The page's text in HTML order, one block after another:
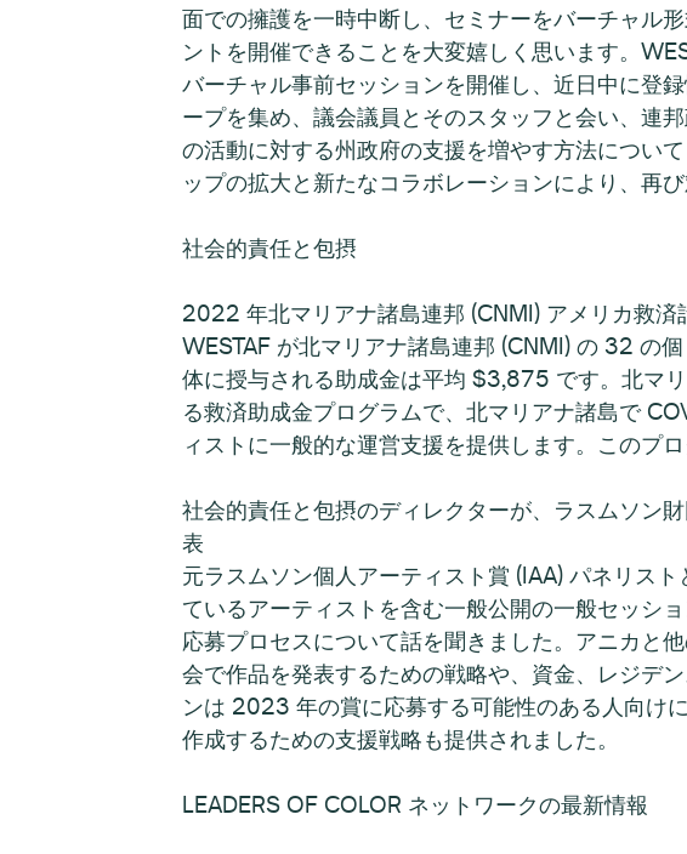
面での擁護を一時中断し、セミナーをバーチャ
ントを開催できることを大変嬉しく思います。
バーチャル事前セッションを開催し、近日中に登
ープを集め、議会議員とそのスタッフと会い、連
の活動に対する州政府の支援を増やす方法につい
ップの拡大と新たなコラボレーションにより、再
社会的責任と包摂
2022 年北マリアナ諸島連邦 (CNMI) アメリカ救済
WESTAF が北マリアナ諸島連邦 (CNMI) の 32 の
体に授与される助成金は平均 $3,875 です。北マ
る救済助成金プログラムで、北マリアナ諸島で
ィストに一般的な運営支援を提供します。このプ
社会的責任と包摂のディレクターが、ラスムソン
表
元ラスムソン個人アーティスト賞 (IAA) パネリス
ているアーティストを含む一般公開の一般セッシ
応募プロセスについて話を聞きました。アニカと
会で作品を発表するための戦略や、資金、レジデ
ンは 2023 年の賞に応募する可能性のある人向け
作成するための支援戦略も提供されました。
LEADERS OF COLOR ネットワークの最新情報